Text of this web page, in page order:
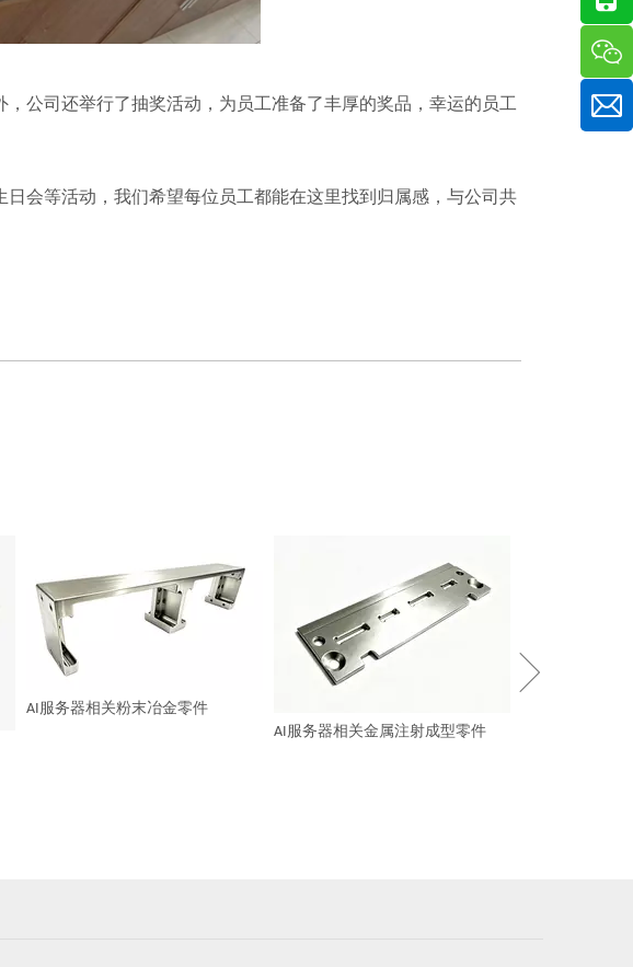
公司还举行了抽奖活动，为员工准备了丰厚的奖品，幸运的员工
会等活动，我们希望每位员工都能在这里找到归属感，与公司共
AI服务器相关粉末冶金零件
AI服务器相关金属注射成型零件